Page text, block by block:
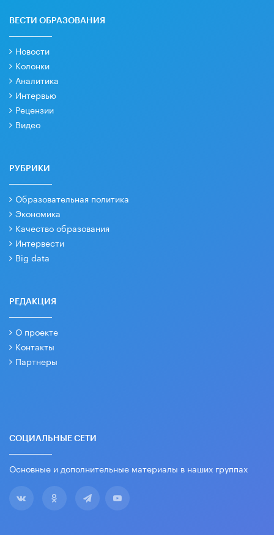
ВЕСТИ ОБРАЗОВАНИЯ
Новости
Колонки
Аналитика
Интервью
Рецензии
Видео
РУБРИКИ
Образовательная политика
Экономика
Качество образования
Интервести
Big data
РЕДАКЦИЯ
О проекте
Контакты
Партнеры
СОЦИАЛЬНЫЕ СЕТИ
Основные и дополнительные материалы в наших группах